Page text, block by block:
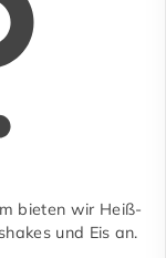
bieten wir Heiß-
und Eis an.